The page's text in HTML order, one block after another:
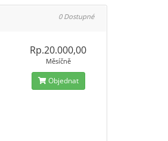
0 Dostupné
Rp.20.000,00
Měsíčně
Objednat